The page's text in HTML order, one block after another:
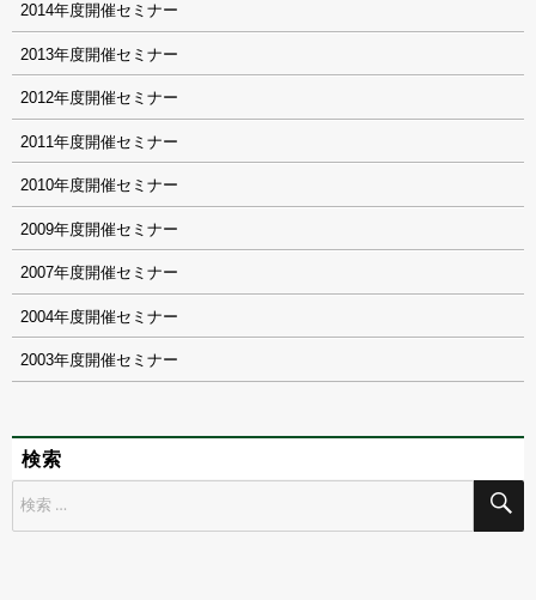
2014
2013
2012
2011
2010
2009
2007
2004
2003
検索
検